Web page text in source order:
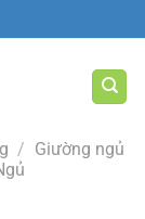
/ Giường ngủ